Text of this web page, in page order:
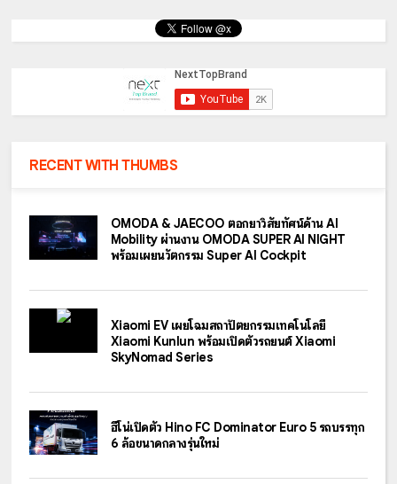
RECENT WITH THUMBS
OMODA & JAECOO ตอกย้ำวิสัยทัศน์ด้าน AI
Mobility ผ่านงาน OMODA SUPER AI NIGHT
พร้อมเผยนวัตกรรม Super AI Cockpit
Xiaomi EV เผยโฉมสถาปัตยกรรมเทคโนโลยี
Xiaomi Kunlun พร้อมเปิดตัวรถยนต์ Xiaomi
SkyNomad Series
ฮีโน่เปิดตัว Hino FC Dominator Euro 5 รถบรรทุก
6 ล้อขนาดกลางรุ่นใหม่